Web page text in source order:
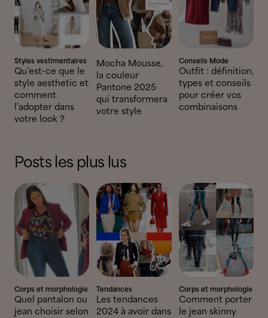
Styles vestimentaires
Qu’est-ce que le
style aesthetic et
comment
l’adopter dans
votre look ?
Mocha Mousse,
la couleur
Pantone 2025
qui transformera
votre style
Conseils Mode
Outfit : définition,
types et conseils
pour créer vos
combinaisons
Posts les plus lus
Corps et morphologie
Quel pantalon ou
jean choisir selon
Tendances
Les tendances
2024 à avoir dans
Corps et morphologie
Comment porter
le jean skinny